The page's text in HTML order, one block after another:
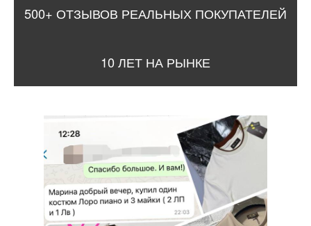
500+ ОТЗЫВОВ РЕАЛЬНЫХ ПОКУПАТЕЛЕЙ
10 ЛЕТ НА РЫНКЕ